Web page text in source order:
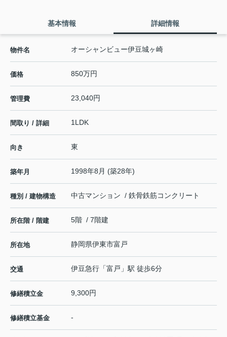
基本情報 詳細情報
物件名 オーシャンビュー伊豆城ヶ崎
価格 850万円
管理費 23,040円
間取り / 詳細 1LDK
向き 東
築年月 1998年8月 (築28年)
種別 / 建物構造 中古マンション / 鉄骨鉄筋コンクリート
所在階 / 階建 5階 / 7階建
所在地 静岡県伊東市富戸
交通 伊豆急行 「富戸 」駅 徒歩6分
修繕積立金 9,300円
修繕積立基金 -